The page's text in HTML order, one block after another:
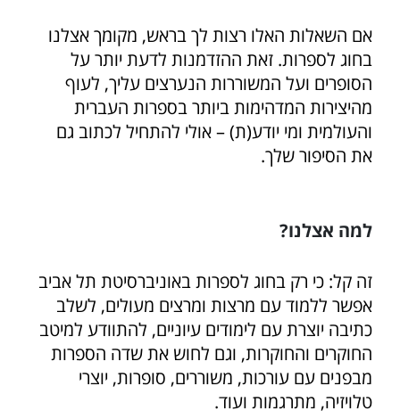
אם השאלות האלו רצות לך בראש, מקומך אצלנו
בחוג לספרות. זאת ההזדמנות לדעת יותר על
הסופרים ועל המשוררות הנערצים עליך, לעוף
מהיצירות המדהימות ביותר בספרות העברית
והעולמית ומי יודע(ת) – אולי להתחיל לכתוב גם
את הסיפור שלך.
למה אצלנו?
זה קל: כי רק בחוג לספרות באוניברסיטת תל אביב
אפשר ללמוד עם מרצות ומרצים מעולים, לשלב
כתיבה יוצרת עם לימודים עיוניים, להתוודע למיטב
החוקרים והחוקרות, וגם לחוש את שדה הספרות
מבפנים עם עורכות, משוררים, סופרות, יוצרי
טלויזיה, מתרגמות ועוד.